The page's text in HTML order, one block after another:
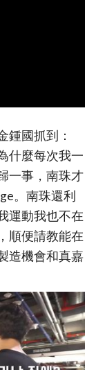
鍾國抓到：
什麼每次我一
一事，南珠才
。南珠還利
運動我也不在
順便請教能在
造機會和真嘉